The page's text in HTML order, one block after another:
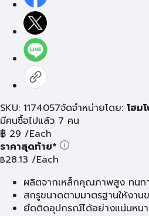
SKU: 1174057จัดจำหน่ายโดย: โฮม
มีคนซื้อไปแล้ว 7 คน
฿ 29 /Each
ราคาสุดท้าย*
฿28.13 /Each
ผลิตจากเหล็กคุณภาพสูง ทนท
สกรูขนาดตามมาตรฐานให้งาน
ยึดติดอุปกรณ์ได้อย่างแน่นหนา